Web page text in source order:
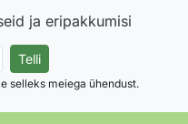
ja eripakkumisi
selleks meiega ühendust.